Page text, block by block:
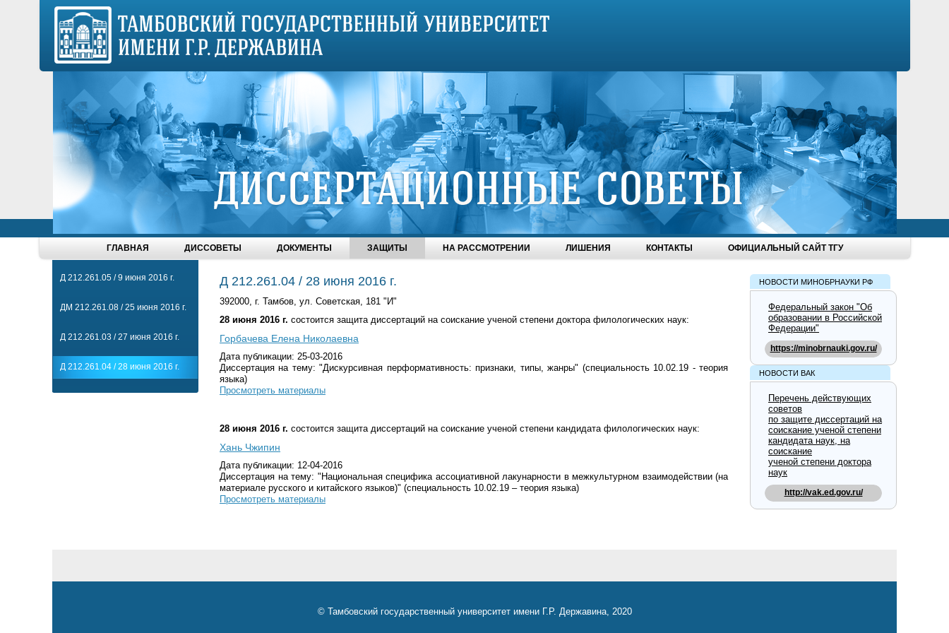
ГЛАВНАЯ ДИССОВЕТЫ ДОКУМЕНТЫ ЗАЩИТЫ НА РАССМОТРЕНИИ ЛИШЕНИЯ КОНТАКТЫ ОФИЦИАЛЬНЫЙ САЙТ ТГУ
Д 212.261.05 / 9 июня 2016 г.
ДМ 212.261.08 / 25 июня 2016 г.
Д 212.261.03 / 27 июня 2016 г.
Д 212.261.04 / 28 июня 2016 г.
Д 212.261.04 / 28 июня 2016 г.
392000, г. Тамбов, ул. Советская, 181 "И"
28 июня 2016 г. состоится защита диссертаций на соискание ученой степени доктора филологических наук:
Горбачева Елена Николаевна
Дата публикации: 25-03-2016
Диссертация на тему: "Дискурсивная перформативность: признаки, типы, жанры" (специальность 10.02.19 - теория
языка)
Просмотреть материалы
28 июня 2016 г. состоится защита диссертаций на соискание ученой степени кандидата филологических наук:
Хань Чжипин
Дата публикации: 12-04-2016
Диссертация на тему: "Национальная специфика ассоциативной лакунарности в межкультурном взаимодействии (на
материале русского и китайского языков)" (специальность 10.02.19 – теория языка)
Просмотреть материалы
НОВОСТИ МИНОБРНАУКИ РФ
Федеральный закон "Об
образовании в Российской
Федерации"
https://minobrnauki.gov.ru/
НОВОСТИ ВАК
Перечень действующих
советов
по защите диссертаций на
соискание ученой степени
кандидата наук, на
соискание
ученой степени доктора
наук
http://vak.ed.gov.ru/
© Тамбовский государственный университет имени Г.Р. Державина, 2020